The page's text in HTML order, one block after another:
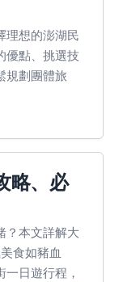
理想的澎湖民
優點、挑選技
規劃團體旅
略、必
？本文詳解大
食如豬血
日遊行程，